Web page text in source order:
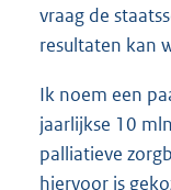
vraag de
resultaten kan
Ik noem een
jaarlijkse 10
palliatieve
hiervoor is